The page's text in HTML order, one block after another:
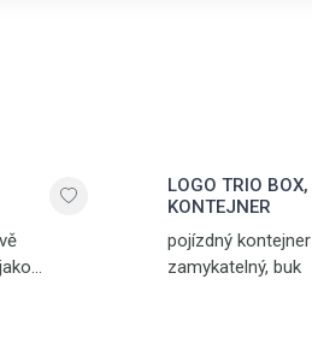
LOGO TRIO BOX,
KONTEJNER
pojízdný kontejner
zamykatelný, buk